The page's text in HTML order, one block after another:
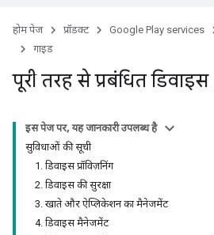
होम पेज प्रॉडक्ट Google Play services
गाइड
पूरी तरह से प्रबंधित डिवाइस
इस पेज पर, यह जानकारी उपलब्ध है
सुविधाओं की सूची
1. डिवाइस प्रॉविज़निंग
2. डिवाइस की सुरक्षा
3. खाते और ऐप्लिकेशन का मैनेजमेंट
4. डिवाइस मैनेजमेंट